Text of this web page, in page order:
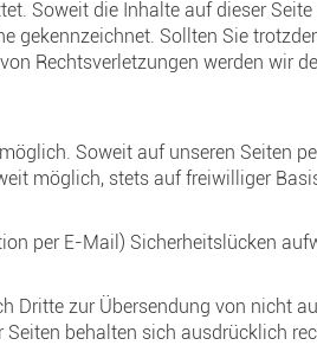
Soweit die Inhalte auf dieser
gekennzeichnet. Sollten Sie
Rechtsverletzungen werden wir
Soweit auf unseren Seiten
möglich, stets auf freiwilliger
per E-Mail) Sicherheitslücken
zur Übersendung von nicht
behalten sich ausdrücklich